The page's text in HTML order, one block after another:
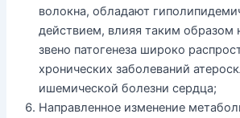
волокна, обладают
действием, влияя таким образом
звено патогенеза широко
хронических заболеваний
ишемической болезни сердца;
Направленное изменение